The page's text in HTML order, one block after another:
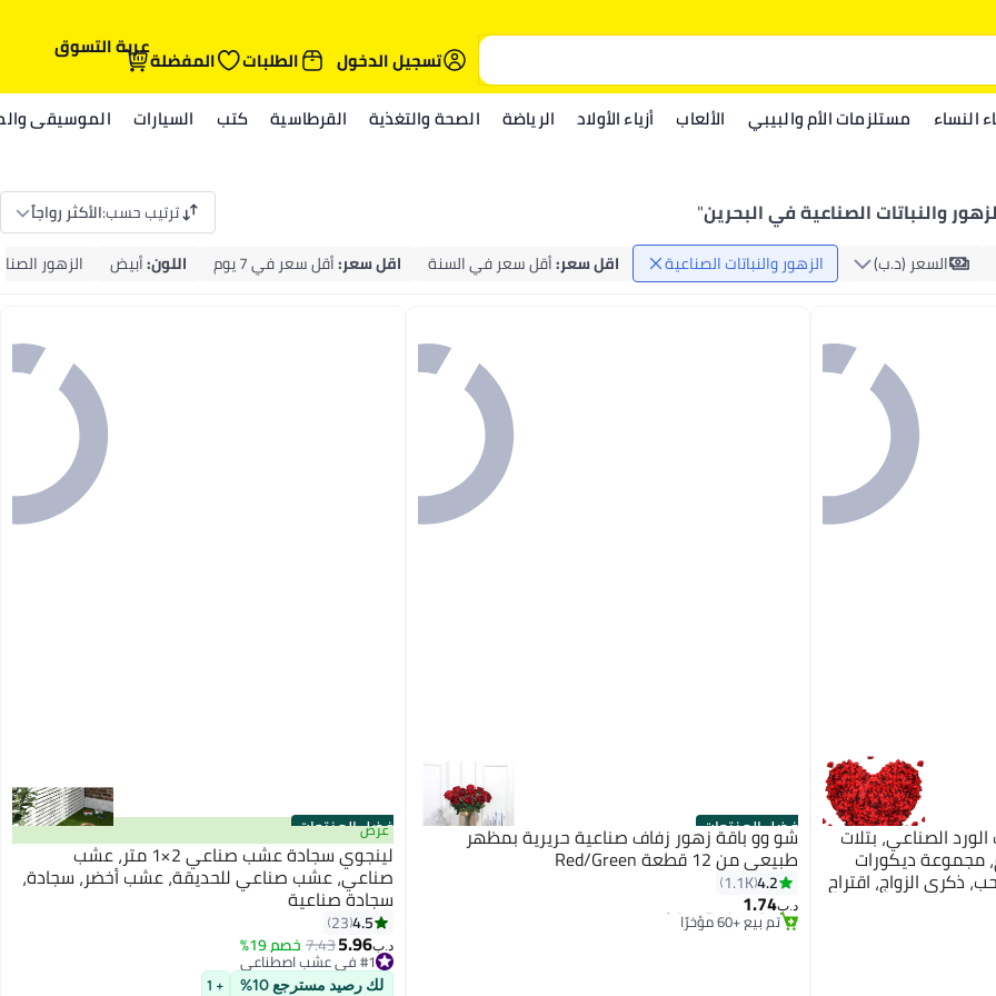
تسجيل الدخول
الطلبات المفضلةعربة التسوق
النساء مستلزمات الأم والبيبي الألعاب أزياء الأولاد الرياضة الصحة والتغذية القرطاسية كتب السيارات الموسيقى
والنباتات الصناعية في البحرين" ترتيب حسب:الأكثر رواجاً
السعر (د.ب‏) الزهور والنباتات الصناعية اقل سعر:أقل سعر في السنة اقل سعر:أقل سعر في 7 يوم اللون:أبيض الزهور
الورد الصناعي، بتلات
مقاس 5×5 سم، مجموعة ديكورات
ذكرى الزواج، اقتراح
الطاولة، أحمر
أفضل المنتجات
شو وو باقة زهور زفاف صناعية حريرية بمظهر
طبيعي من 12 قطعة Red/Green
4.2
1.1K
د.ب‏1.74
#2 في الزهور الصناعية
أقل سعر في 7 يوم
تم بيع +60 مؤخرًا
#2 في الزهور الصناعية
أفضل المنتجات
عرض
لينجوي سجادة عشب صناعي 2×1 متر، عشب
صناعي، عشب صناعي للحديقة، عشب أخضر، سجادة،
سجادة صناعية
4.5
23
د.ب‏5.96
7.43خصم 19% #1 في عشب اصطناعي
تم بيع +30 مؤخرًا
#1 في عشب اصطناعي
لك رصيد مسترجع 10% + 1